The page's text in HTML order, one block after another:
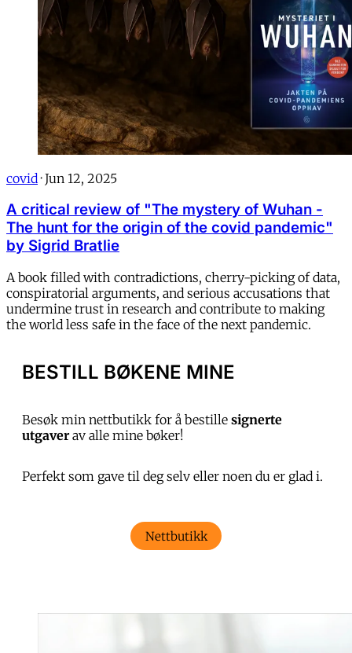
covid · Jun 12, 2025
A critical review of "The mystery of Wuhan -
The hunt for the origin of the covid pandemic"
by Sigrid Bratlie
A book filled with contradictions, cherry-picking of data,
conspiratorial arguments, and serious accusations that
undermine trust in research and contribute to making
the world less safe in the face of the next pandemic.
BESTILL BØKENE MINE
Besøk min nettbutikk for å bestille signerte
utgaverav alle mine bøker!
Perfekt som gave til deg selv eller noen du er glad i.
Nettbutikk